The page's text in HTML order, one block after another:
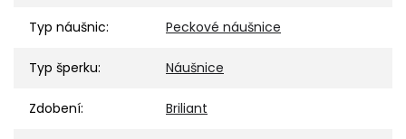
Typ náušnic: Peckové náušnice
Typ šperku: Náušnice
Zdobení: Briliant